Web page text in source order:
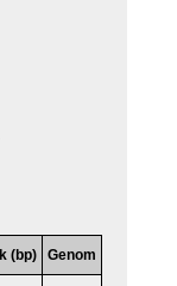
(bp) Genom